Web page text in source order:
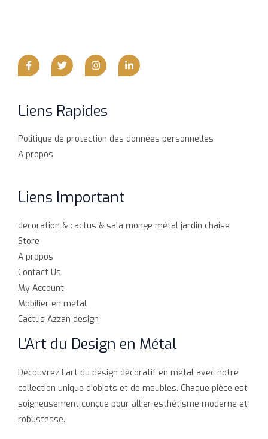
Liens Rapides
Politique de protection des données personnelles
A propos
Liens Important
decoration & cactus & sala monge métal jardin chaise
Store
A propos
Contact Us
My Account
Mobilier en métal
Cactus Azzan design
L’Art du Design en Métal
Découvrez l’art du design décoratif en métal avec notre
collection unique d’objets et de meubles. Chaque pièce est
soigneusement conçue pour allier esthétisme moderne et
robustesse.